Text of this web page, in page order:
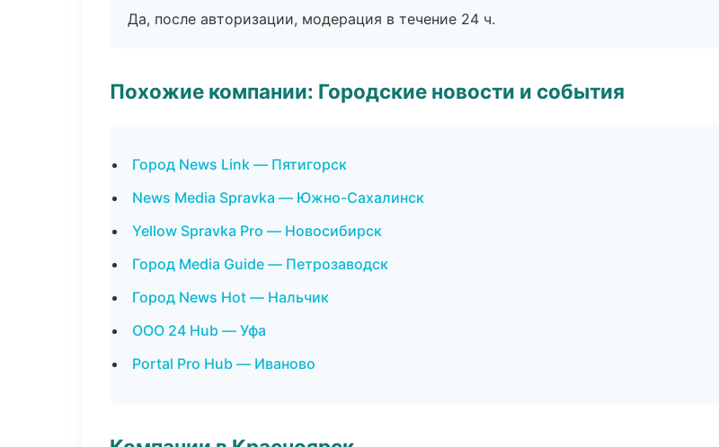
Да, после авторизации, модерация в течение 24 ч.
Похожие компании: Городские новости и события
Город News Link — Пятигорск
News Media Spravka — Южно-Сахалинск
Yellow Spravka Pro — Новосибирск
Город Media Guide — Петрозаводск
Город News Hot — Нальчик
ООО 24 Hub — Уфа
Portal Pro Hub — Иваново